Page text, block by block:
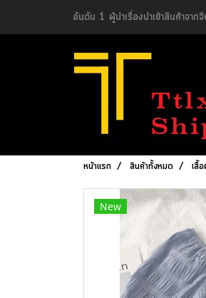
อันดับ 1 ผู้นำเรื่องนำเข้าสินค้าจาก
หน้าแรก สินค้าทั้งหมด เสื้
New